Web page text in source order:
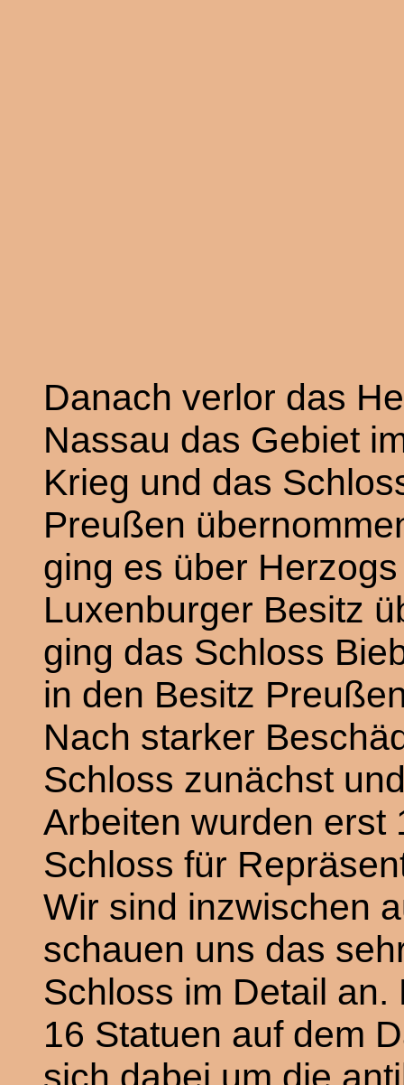
Danach verlor das
Nassau das Gebiet
Krieg und das
Preußen
ging es über
Luxenburger Besitz
ging das Schloss
in den Besitz
Nach starker
Schloss zunächst
Arbeiten wurden erst
Schloss für
Wir sind inzwischen
schauen uns das
Schloss im Detail
16 Statuen auf dem